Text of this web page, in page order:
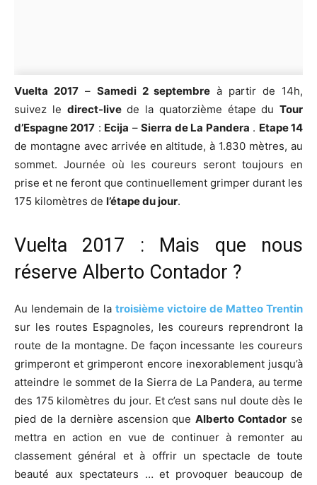
Vuelta 2017– Samedi 2 septembre à partir de 14h,
suivez le direct-livede la quatorzième étape du Tour
d’Espagne 2017 : Ecija –Sierra de La Pandera . Etape 14
de montagne avec arrivée en altitude, à 1.830 mètres, au
sommet. Journée où les coureurs seront toujours en
prise et ne feront que continuellement grimper durant les
175 kilomètres de l’étape du jour.
Vuelta 2017 : Mais que nous
réserve Alberto Contador ?
Au lendemain de la troisième victoire de Matteo Trentin
sur les routes Espagnoles, les coureurs reprendront la
route de la montagne. De façon incessante les coureurs
grimperont et grimperont encore inexorablement jusqu’à
atteindre le sommet de la Sierra de La Pandera, au terme
des 175 kilomètres du jour. Et c’est sans nul doute dès le
pied de la dernière ascension queAlberto Contador se
mettra en action en vue de continuer à remonter au
classement général et à offrir un spectacle de toute
beauté aux spectateurs … et provoquer beaucoup de